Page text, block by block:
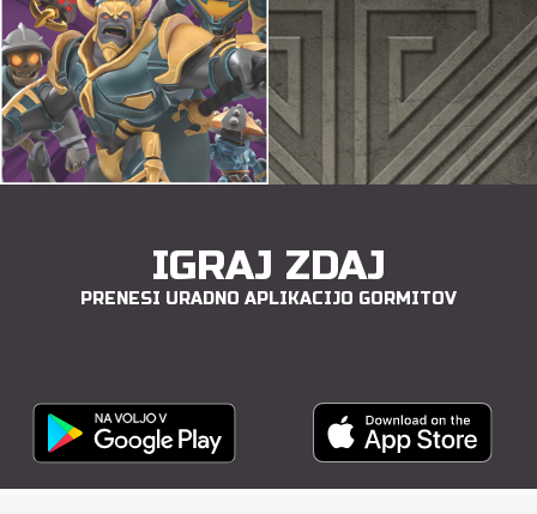
IGRAJ ZDAJ
PRENESI URADNO APLIKACIJO GORMITOV